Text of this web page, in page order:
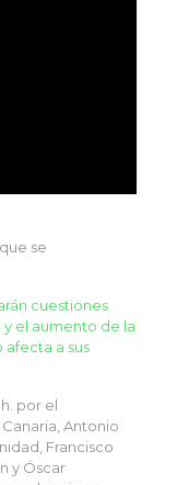
se
cuestiones
el aumento de la
a sus
por el
Antonio
Francisco
y Óscar